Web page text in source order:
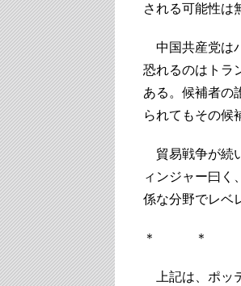
される可能性は
中国共産党は
恐れるのはトラ
ある。候補者の
られてもその候
貿易戦争が続
ィンジャー曰く
係な分野でレベ
＊ ＊
上記は、ポッ